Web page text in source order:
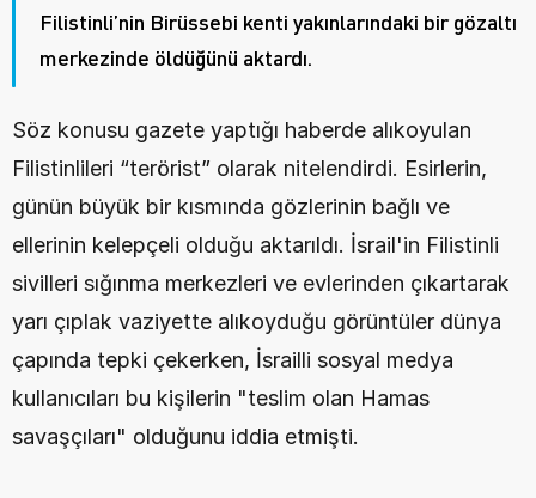
Filistinli’nin Birüssebi kenti yakınlarındaki bir gözaltı
merkezinde öldüğünü aktardı.
Söz konusu gazete yaptığı haberde alıkoyulan
Filistinlileri “terörist” olarak nitelendirdi. Esirlerin,
günün büyük bir kısmında gözlerinin bağlı ve
ellerinin kelepçeli olduğu aktarıldı. İsrail'in Filistinli
sivilleri sığınma merkezleri ve evlerinden çıkartarak
yarı çıplak vaziyette alıkoyduğu görüntüler dünya
çapında tepki çekerken, İsrailli sosyal medya
kullanıcıları bu kişilerin "teslim olan Hamas
savaşçıları" olduğunu iddia etmişti.